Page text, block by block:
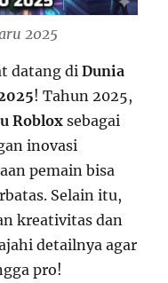
2025
datang diDunia
! Tahun 2025,
Roblox sebagai
inovasi
pemain bisa
Selain itu,
kreativitas dan
detailnya agar
pro!